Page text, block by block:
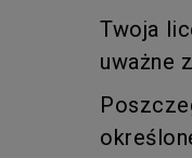
Twoja
uważne